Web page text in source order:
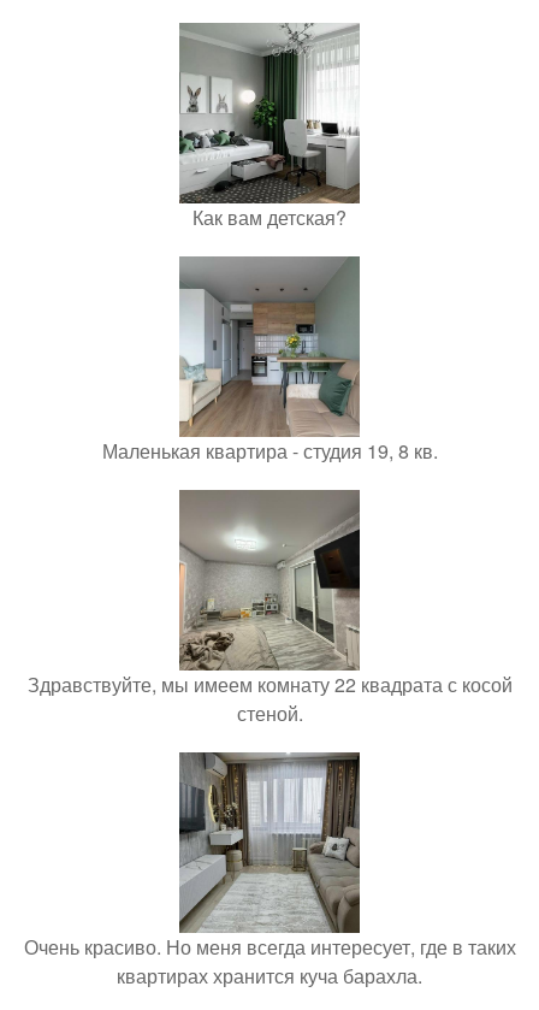
Как вам детская?
Маленькая квартира - студия 19, 8 кв.
Здравствуйте, мы имеем комнату 22 квадрата с косой
стеной.
Очень красиво. Но меня всегда интересует, где в таких
квартирах хранится куча барахла.